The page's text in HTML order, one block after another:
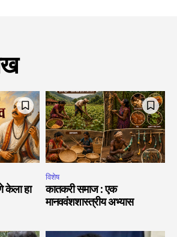
केला हा
विशेष
कातकरी समाज : एक
मानववंशशास्त्रीय अभ्यास